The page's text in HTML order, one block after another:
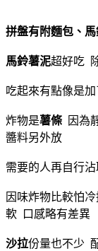
拼盤有附麵包、
馬鈴薯泥超好吃
吃起來有點像是
炸物是薯條 因為
醬料另外放
需要的人再自行
因味炸物比較怕
軟 口感略有差異
沙拉份量也不少